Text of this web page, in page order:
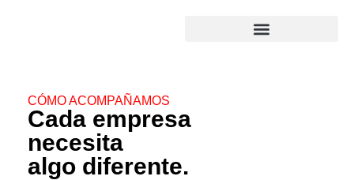
CÓMO ACOMPAÑAMOS
Cada empresa
necesita
algo diferente.